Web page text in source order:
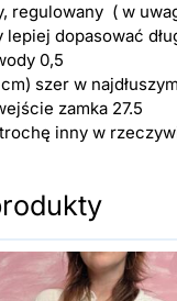
regulowany ( w
dopasować
0,5
szer w
zamka 27.5
inny w